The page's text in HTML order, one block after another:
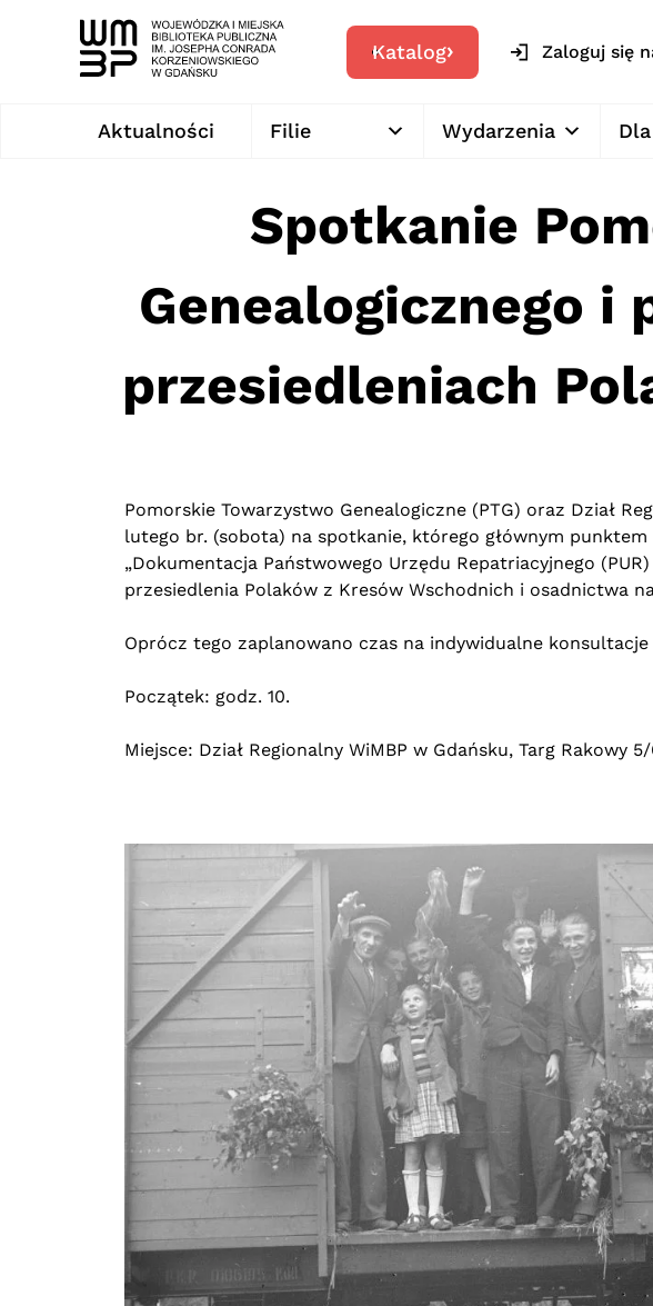
Katalog Zaloguj się
Aktualności Filie Wydarzenia
Spotkanie
Genealogicznego i
przesiedleniach
Pomorskie Towarzystwo Genealogiczne (PTG) oraz Dział
lutego br. (sobota) na spotkanie, którego głównym
„Dokumentacja Państwowego Urzędu Repatriacyjnego
przesiedlenia Polaków z Kresów Wschodnich i osadnictwa
Oprócz tego zaplanowano czas na indywidualne
Początek: godz. 10.
Miejsce: Dział Regionalny WiMBP w Gdańsku, Targ Rakowy